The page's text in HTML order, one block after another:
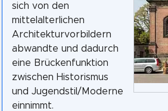
sich von den
mittelalterlichen
Architekturvorbildern
abwandte und dadurch
eine Brückenfunktion
zwischen Historismus
und Jugendstil/Moderne
einnimmt.